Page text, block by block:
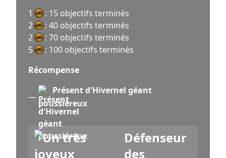
1
: 15 objectifs terminés
2
: 40 objectifs terminés
2
: 70 objectifs terminés
5
: 100 objectifs terminés
Récompense
—
Présent d'Hivernel géant
poussiéreux
Défenseur
des